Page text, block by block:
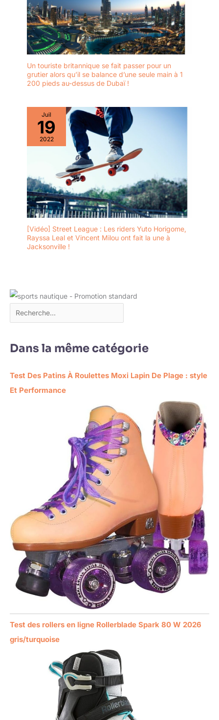
Un touriste britannique se fait passer pour un
grutier alors qu’il se balance d’une seule main à 1
200 pieds au-dessus de Dubaï !
Juil
19
2022
[Vidéo] Street League : Les riders Yuto Horigome,
Rayssa Leal et Vincent Milou ont fait la une à
Jacksonville !
Dans la même catégorie
Test Des Patins À Roulettes Moxi Lapin De Plage : style
Et Performance
Test des rollers en ligne Rollerblade Spark 80 W 2026
gris/turquoise